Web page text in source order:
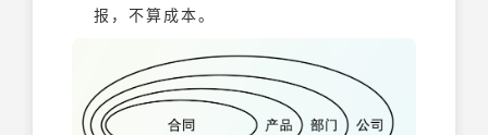
报，不算成本。